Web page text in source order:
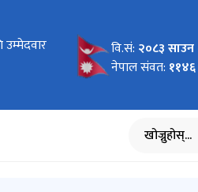
उम्मेदवार
लागि नाम
लागि नाम
विवरण
१००
वि.सं: २०८३
नेपाल संवत:
खोज्नुहोस्